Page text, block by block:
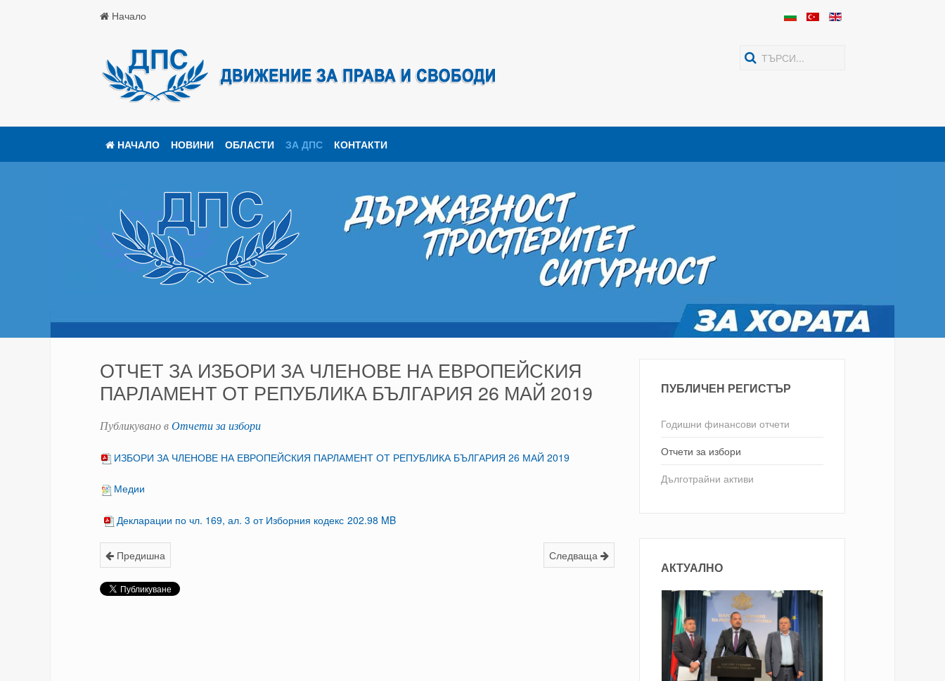
Начало
НАЧАЛО НОВИНИ ОБЛАСТИ ЗА ДПС КОНТАКТИ
ОТЧЕТ ЗА ИЗБОРИ ЗА ЧЛЕНОВЕ НА ЕВРОПЕЙСКИЯ
ПАРЛАМЕНТ ОТ РЕПУБЛИКА БЪЛГАРИЯ 26 МАЙ 2019
Публикувано в Отчети за избори
ИЗБОРИ ЗА ЧЛЕНОВЕ НА ЕВРОПЕЙСКИЯ ПАРЛАМЕНТ ОТ РЕПУБЛИКА БЪЛГАРИЯ 26 МАЙ 2019
Медии
Декларации по чл. 169, ал. 3 от Изборния кодекс 202.98 MB
Предишна Следваща
ПУБЛИЧЕН РЕГИСТЪР
Годишни финансови отчети
Отчети за избори
Дълготрайни активи
АКТУАЛНО